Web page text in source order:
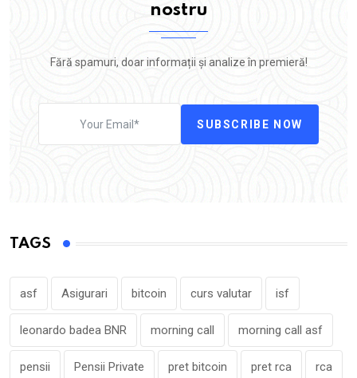
nostru
Fără spamuri, doar informații și analize în premieră!
SUBSCRIBE NOW
TAGS
asf Asigurari bitcoin curs valutar isf
leonardo badea BNR morning call morning call asf
pensii Pensii Private pret bitcoin pret rca rca